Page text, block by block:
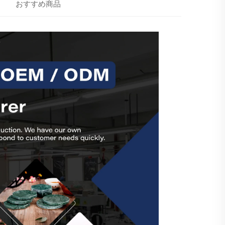
おすすめ商品